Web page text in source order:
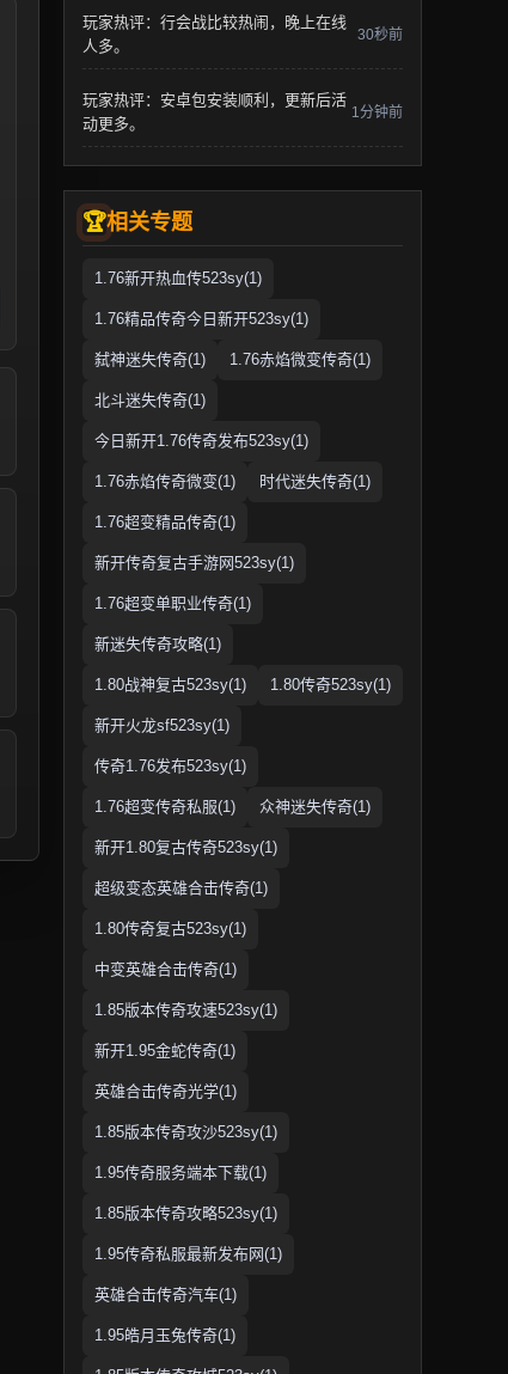
玩家热评：行会战比较热闹，晚上在线
人多。
30秒前
玩家热评：安卓包安装顺利，更新后活
动更多。
1分钟前
相关专题
1.76新开热血传523sy(1)
1.76精品传奇今日新开523sy(1)
弑神迷失传奇(1) 1.76赤焰微变传奇(1)
北斗迷失传奇(1)
今日新开1.76传奇发布523sy(1)
1.76赤焰传奇微变(1) 时代迷失传奇(1)
1.76超变精品传奇(1)
新开传奇复古手游网523sy(1)
1.76超变单职业传奇(1)
新迷失传奇攻略(1)
1.80战神复古523sy(1) 1.80传奇523sy(1)
新开火龙sf523sy(1)
传奇1.76发布523sy(1)
1.76超变传奇私服(1) 众神迷失传奇(1)
新开1.80复古传奇523sy(1)
超级变态英雄合击传奇(1)
1.80传奇复古523sy(1)
中变英雄合击传奇(1)
1.85版本传奇攻速523sy(1)
新开1.95金蛇传奇(1)
英雄合击传奇光学(1)
1.85版本传奇攻沙523sy(1)
1.95传奇服务端本下载(1)
1.85版本传奇攻略523sy(1)
1.95传奇私服最新发布网(1)
英雄合击传奇汽车(1)
1.95皓月玉兔传奇(1)